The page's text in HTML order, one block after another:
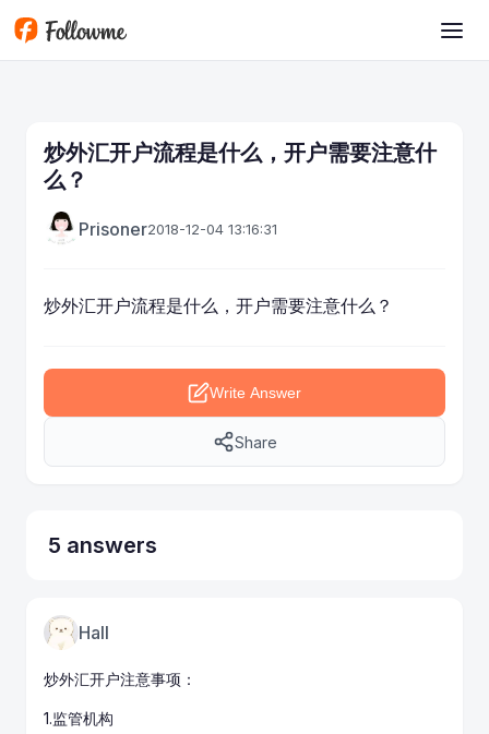
Skip to main content
炒外汇开户流程是什么，开户需要注意什
么？
Prisoner2018-12-04 13:16:31
炒外汇开户流程是什么，开户需要注意什么？
Write Answer
Share
5 answers
Hall
炒外汇开户注意事项：
1.监管机构